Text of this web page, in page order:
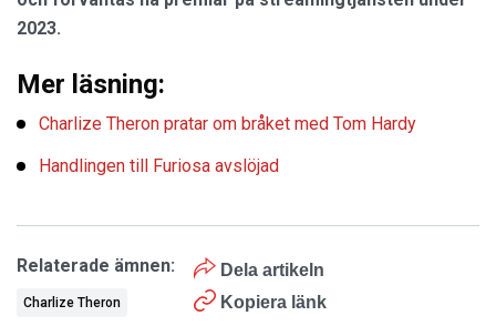
2023.
Mer läsning:
Charlize Theron pratar om bråket med Tom Hardy
Handlingen till Furiosa avslöjad
Dela artikeln
Kopiera länk
Relaterade ämnen:
Charlize Theron